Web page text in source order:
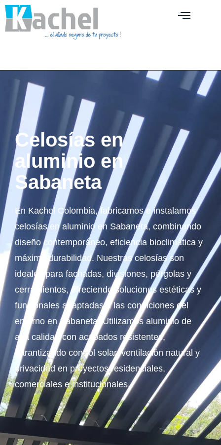
Celosías en
aluminio en
Sabaneta
En Kachel Colombia, fabricamos e instalamos
celosías en aluminio en Sabaneta, combinando
diseño contemporáneo, eficiencia bioclimática y
máxima durabilidad. Nuestras celosías son
ideales para fachadas, divisiones, pérgolas y
cerramientos, ofreciendo soluciones estéticas y
funcionales adaptadas a las condiciones del
entorno en Sabaneta. Utilizamos aluminio de
alta calidad con acabados resistentes,
garantizando control solar, ventilación natural y
privacidad en proyectos residenciales,
comerciales e institucionales.